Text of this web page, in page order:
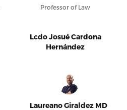
Professor of Law
Lcdo Josué Cardona
Hernández
Laureano Giraldez MD